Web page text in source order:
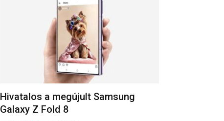
Hivatalos a megújult Samsung
Galaxy Z Fold 8